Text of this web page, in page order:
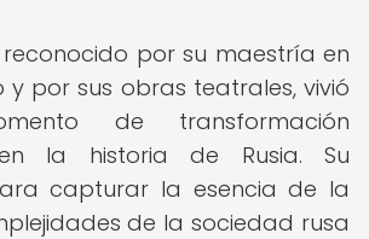
reconocido por su maestría en
por sus obras teatrales, vivió
de transformación
la historia de Rusia. Su
capturar la esencia de la
de la sociedad rusa